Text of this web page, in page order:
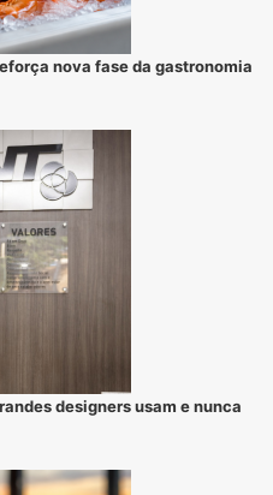
nova fase da gastronomia
designers usam e nunca